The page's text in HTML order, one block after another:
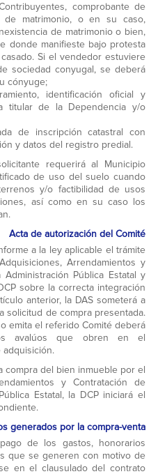
comprobante de
de matrimonio, o en su caso,
de matrimonio o bien,
donde manifieste bajo protesta
Si el vendedor estuviere
sociedad conyugal, se deberá
cónyuge;
identificación oficial y
titular de la Dependencia y/o
de inscripción catastral con
y datos del registro predial.
requerirá al Municipio
de uso del suelo cuando
y/o factibilidad de usos
así como en su caso los
Acta de autorización del Comité
a la ley aplicable el trámite
Arrendamientos y
Pública Estatal y
sobre la correcta integración
anterior, la DAS someterá a
solicitud de compra presentada.
emita el referido Comité deberá
avalúos que obren en el
adquisición.
compra del bien inmueble por el
y Contratación de
Estatal, la DCP iniciará el
generados por la compra-venta
de los gastos, honorarios
que se generen con motivo de
en el clausulado del contrato